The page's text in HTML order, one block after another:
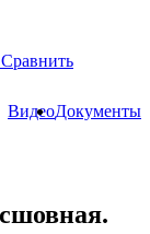
Сравнить
ВидеоДокументы